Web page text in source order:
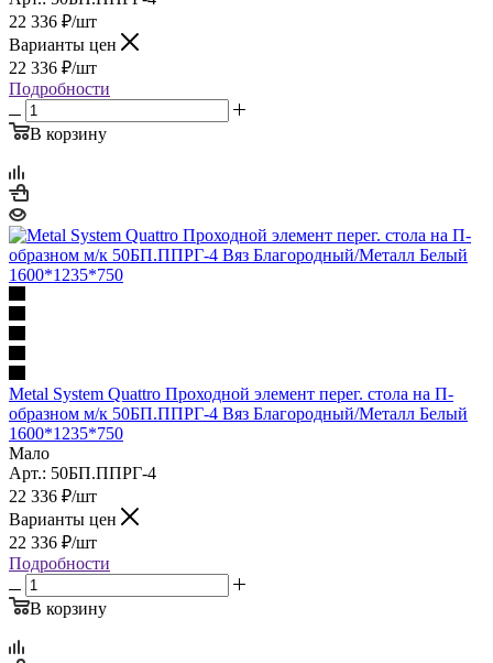
22 336 ₽/шт
Варианты цен
22 336 ₽/шт
Подробности
В корзину
Metal System Quattro Проходной элемент перег. стола на П-
образном м/к 50БП.ППРГ-4 Вяз Благородный/Металл Белый
1600*1235*750
Мало
Арт.: 50БП.ППРГ-4
22 336 ₽/шт
Варианты цен
22 336 ₽/шт
Подробности
В корзину